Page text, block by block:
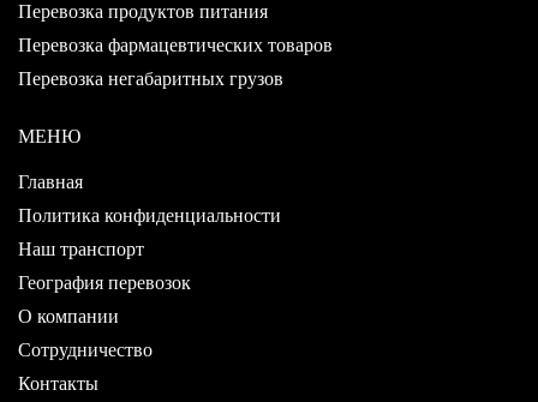
Перевозка продуктов питания
Перевозка фармацевтических товаров
Перевозка негабаритных грузов
МЕНЮ
Главная
Политика конфиденциальности
Наш транспорт
География перевозок
О компании
Сотрудничество
Контакты